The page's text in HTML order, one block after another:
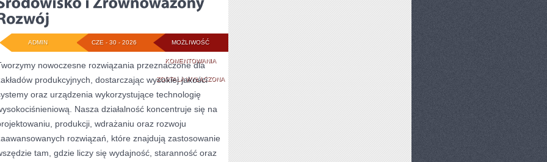
MOŻLIWOŚĆ
KOMENTOWANIAŚRODOWISKO
I
ZRÓWNOWAŻONY
ROZWÓJ
ZOSTAŁA WYŁĄCZONA
CZE - 30 - 2026
ADMIN
nowoczesne rozwiązania przeznaczone dla
produkcyjnych, dostarczając wysokiej jakości
oraz urządzenia wykorzystujące technologię
Nasza działalność koncentruje się na
produkcji, wdrażaniu oraz rozwoju
rozwiązań, które znajdują zastosowanie
tam, gdzie liczy się wydajność, staranność oraz